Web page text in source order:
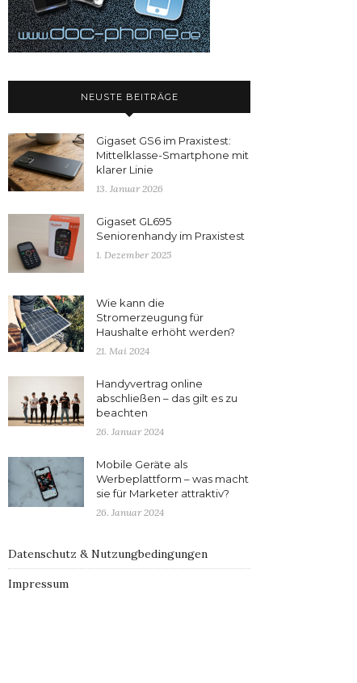
NEUSTE BEITRÄGE
Gigaset GS6 im Praxistest:
Mittelklasse-Smartphone mit
klarer Linie
13. Januar 2026
Gigaset GL695
Seniorenhandy im Praxistest
1. Dezember 2025
Wie kann die
Stromerzeugung für
Haushalte erhöht werden?
21. Mai 2024
Handyvertrag online
abschließen – das gilt es zu
beachten
26. Januar 2024
Mobile Geräte als
Werbeplattform – was macht
sie für Marketer attraktiv?
26. Januar 2024
Datenschutz & Nutzungbedingungen
Impressum